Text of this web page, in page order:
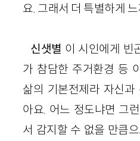
요. 그래서 더 특별하게
신샛별 이 시인에게 빈
가 참담한 주거환경 등
삶의 기본전제라 자신
아요. 어느 정도냐면 그
서 감지할 수 없을 만큼